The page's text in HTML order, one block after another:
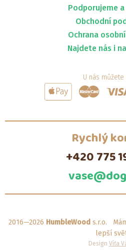
Podporujeme
Obchodní
Ochrana
Najdete nás i na
U nás
Rychlý
+420 775
2016—2026 HumbleWood s.r.o.
lepší
Design Víťa